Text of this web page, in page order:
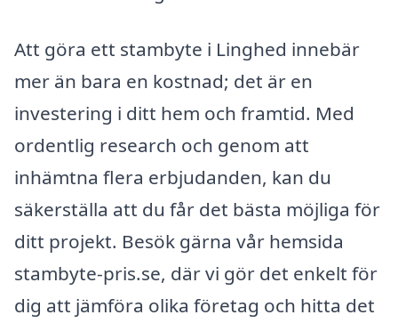
Att göra ett stambyte i Linghed innebär
mer än bara en kostnad; det är en
investering i ditt hem och framtid. Med
ordentlig research och genom att
inhämtna flera erbjudanden, kan du
säkerställa att du får det bästa möjliga för
ditt projekt. Besök gärna vår hemsida
stambyte-pris.se, där vi gör det enkelt för
dig att jämföra olika företag och hitta det